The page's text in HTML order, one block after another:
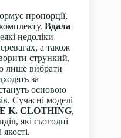
пропорції,
Вдала
недоліки
а також
стрункий,
лише вибрати
за
основою
Сучасні моделі
K. CLOTHING,
які сьогодні